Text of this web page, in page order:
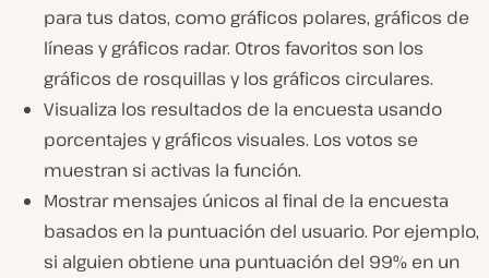
para tus datos, como gráficos polares, gráficos de
líneas y gráficos radar. Otros favoritos son los
gráficos de rosquillas y los gráficos circulares.
Visualiza los resultados de la encuesta usando
porcentajes y gráficos visuales. Los votos se
muestran si activas la función.
Mostrar mensajes únicos al final de la encuesta
basados en la puntuación del usuario. Por ejemplo,
si alguien obtiene una puntuación del 99% en un